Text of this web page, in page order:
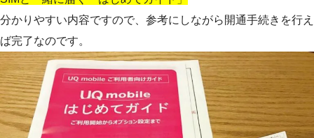
分かりやすい内容ですので、参考にしながら開通手続きを行え
ば完了なのです。